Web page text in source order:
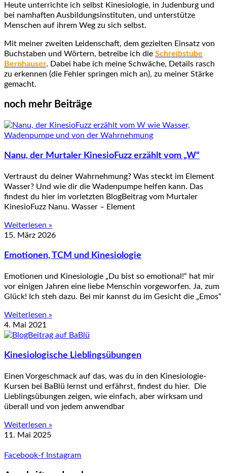
Heute unterrichte ich selbst Kinesiologie, in Judenburg und
bei namhaften Ausbildungsinstituten, und unterstütze
Menschen auf ihrem Weg zu sich selbst.
Mit meiner zweiten Leidenschaft, dem gezielten Einsatz von
Buchstaben und Wörtern, betreibe ich die Schreibstube
Bernhauser. Dabei habe ich meine Schwäche, Details rasch
zu erkennen (die Fehler springen mich an), zu meiner Stärke
gemacht.
noch mehr Beiträge
Nanu, der Murtaler KinesioFuzz erzählt vom „W“
Vertraust du deiner Wahrnehmung? Was steckt im Element
Wasser? Und wie dir die Wadenpumpe helfen kann. Das
findest du hier im vorletzten BlogBeitrag vom Murtaler
KinesioFuzz Nanu. Wasser – Element
Weiterlesen »
15. März 2026
Emotionen, TCM und Kinesiologie
Emotionen und Kinesiologie „Du bist so emotional!“ hat mir
vor einigen Jahren eine liebe Menschin vorgeworfen. Ja, zum
Glück! Ich steh dazu. Bei mir kannst du im Gesicht die „Emos“
Weiterlesen »
4. Mai 2021
Kinesiologische Lieblingsübungen
Einen Vorgeschmack auf das, was du in den Kinesiologie-
Kursen bei BaBlü lernst und erfährst, findest du hier. Die
Lieblingsübungen zeigen, wie einfach, aber wirksam und
überall und von jedem anwendbar
Weiterlesen »
11. Mai 2025
Facebook-f Instagram